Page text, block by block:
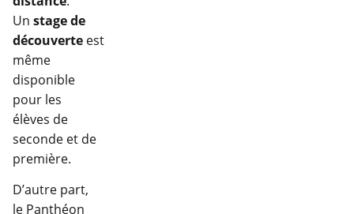
Un stage de
découverte est
même
disponible
pour les
élèves de
seconde et de
première.
D’autre part,
le Panthéon